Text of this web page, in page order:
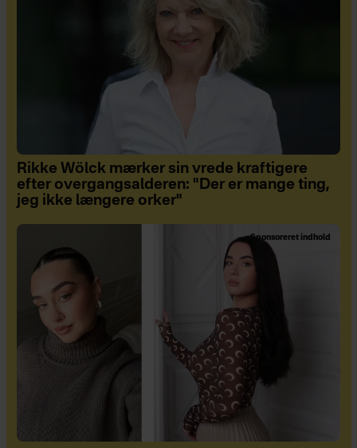
Rikke Wölck mærker sin vrede kraftigere
efter overgangsalderen: "Der er mange ting,
jeg ikke længere orker"
Sponsoreret indhold